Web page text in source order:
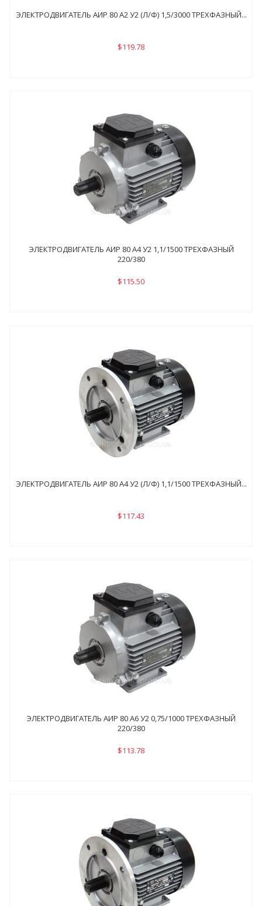
ЭЛЕКТРОДВИГАТЕЛЬ АИР 80 А2 У2 (Л/Ф) 1,5/3000 ТРЕХФАЗНЫЙ...
$119.78
ЭЛЕКТРОДВИГАТЕЛЬ АИР 80 А4 У2 1,1/1500 ТРЕХФАЗНЫЙ
220/380
$115.50
ЭЛЕКТРОДВИГАТЕЛЬ АИР 80 А4 У2 (Л/Ф) 1,1/1500 ТРЕХФАЗНЫЙ...
$117.43
ЭЛЕКТРОДВИГАТЕЛЬ АИР 80 А6 У2 0,75/1000 ТРЕХФАЗНЫЙ
220/380
$113.78